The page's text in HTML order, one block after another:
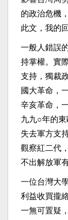
的政治危機
此文，我的
一般人錯誤
持掌權。實
支持，獨裁
國大革命，
辛亥革命，
九九○年的
失去軍方支
觀察紅二代
不出解放軍
一位台灣大
利益收買攏
一無可置疑